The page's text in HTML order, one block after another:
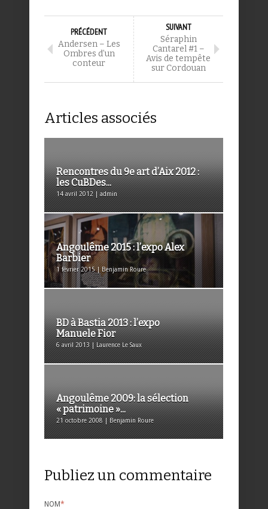
PRÉCÉDENT
Andersen – Les
Ombres d’un
conteur
SUIVANT
Séraphin
Cantarel #1 –
Avis de tempête
sur Cordouan
Articles associés
Rencontres du 9e art d’Aix 2012 :
les CuBDes...
14 avril 2012 | admin
Angoulême 2015 : l’expo Alex
Barbier
1 février 2015 | Benjamin Roure
BD à Bastia 2013 : l’expo
Manuele Fior
6 avril 2013 | Laurence Le Saux
Angoulême 2009: la sélection
« patrimoine »...
21 octobre 2008 | Benjamin Roure
Publiez un commentaire
NOM*